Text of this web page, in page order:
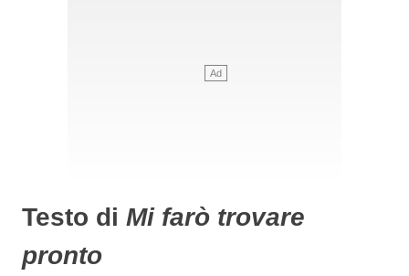
Testo di Mi farò trovare
pronto